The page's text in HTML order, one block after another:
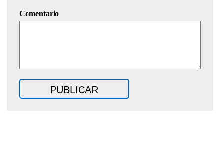
Comentario